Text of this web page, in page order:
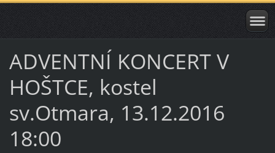
ADVENTNÍ KONCERT V
HOŠTCE, kostel
sv.Otmara, 13.12.2016
18:00